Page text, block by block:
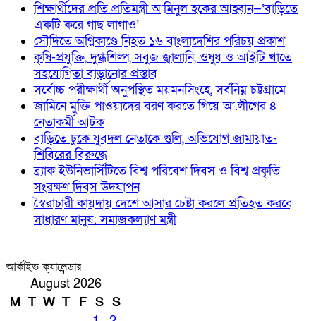
শিক্ষার্থীদের প্রতি প্রতিমন্ত্রী আমিনুল হকের আহ্বান—‘বাড়িতে
একটি করে গাছ লাগাও’
সৌদিতে অগ্নিকাণ্ডে নিহত ১৬ বাংলাদেশির পরিচয় প্রকাশ
কৃষি-প্রযুক্তি, দুগ্ধশিল্প, সবুজ জ্বালানি, ওষুধ ও আইটি খাতে
সহযোগিতা বাড়ানোর প্রস্তাব
সর্বোচ্চ পরীক্ষার্থী অনুপস্থিত ময়মনসিংহে, সর্বনিম্ন চট্টগ্রামে
জামিনে মুক্তি পাওয়াদের বরণ করতে গিয়ে আ.লীগের ৪
নেতাকর্মী আটক
বাড়িতে ঢুকে যুবদল নেতাকে গুলি, অভিযোগ জামায়াত-
শিবিরের বিরুদ্ধে
ব্র্যাক ইউনিভার্সিটিতে বিশ্ব পরিবেশ দিবস ও বিশ্ব প্রকৃতি
সংরক্ষণ দিবস উদযাপন
স্বৈরাচারী কায়দায় দেশে আসার চেষ্টা করলে প্রতিহত করবে
সাধারণ মানুষ: সমাজকল্যাণ মন্ত্রী
আর্কাইভ ক্যালেন্ডার
August 2026
M T W T F S S